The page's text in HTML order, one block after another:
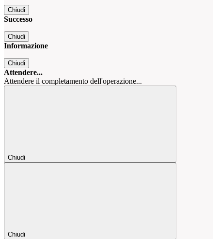
Chiudi
Successo
Chiudi
Informazione
Chiudi
Attendere...
Attendere il completamento dell'operazione...
Chiudi
Chiudi